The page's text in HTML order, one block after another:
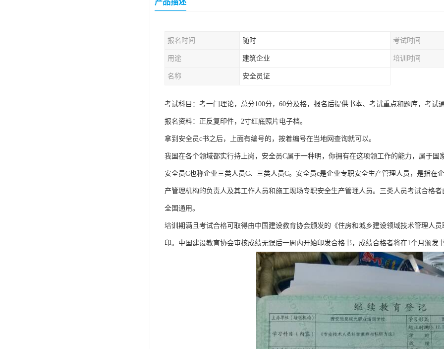
产品描述
报名时间 随时 考试时间
用途 建筑企业 培训时间
名称 安全员证
考试科目：考一门理论，总分100分，60分及格，报名后提供书本、考试重点和题库，考试
报名资料：正反复印件，2寸红底照片电子档。
拿到安全员c书之后，上面有编号的，按着编号在当地网查询就可以。
我国在各个领域都实行持上岗，安全员C属于一种明，你拥有在这项领工作的能力，属于国
安全员C也称企业三类人员C、三类人员C。安全员c是企业专职安全生产管理人员，是指在
产管理机构的负责人及其工作人员和施工现场专职安全生产管理人员。三类人员考试合格
全国通用。
培训期满且考试合格可取得由中国建设教育协会颁发的《住房和城乡建设领域技术管理人
印。中国建设教育协会审核成绩无误后一周内开始印发合格书，成绩合格者将在1个月颁发